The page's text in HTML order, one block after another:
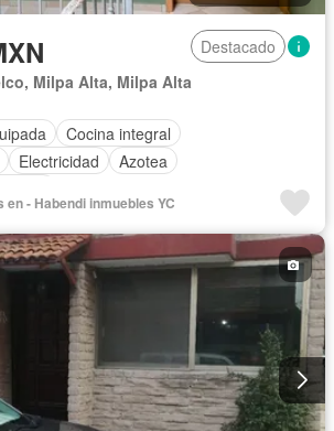
Destacado
Milpa Alta, Milpa Alta
Cocina integral
Electricidad
Azotea
en - Habendi inmuebles YC